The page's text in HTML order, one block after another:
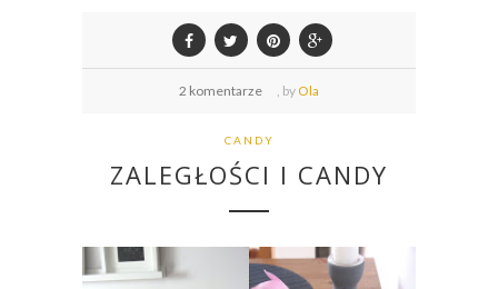
2 komentarze by Ola
CANDY
ZALEGŁOŚCI I CANDY